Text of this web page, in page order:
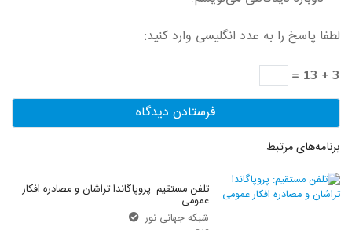
لطفا پاسخ را به عدد انگلیسی وارد کنید:
3 + 13 =
برنامه‌های مرتبط
تلفن مستقیم: پروپاگاندا تراشان و مصادره افکار
عمومی
شبکه جهانی نور